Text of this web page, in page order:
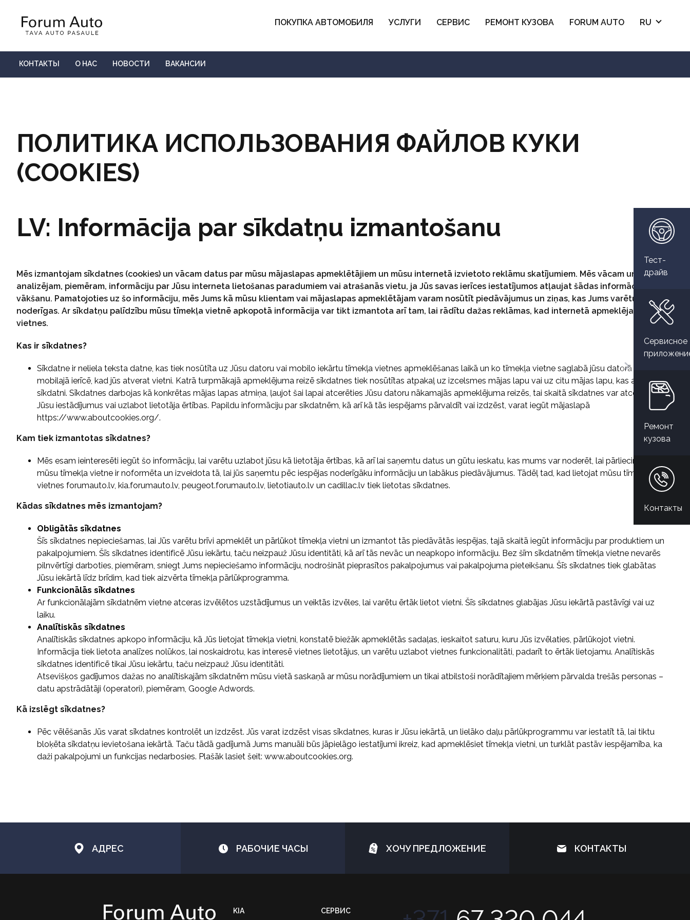
Тест-
драйв
Сервисное
Ремонт
кузова
Контакты
ПОКУПКА АВТОМОБИЛЯ УСЛУГИ СЕРВИС РЕМОНТ КУЗОВА FORUM AUTO RU
КОНТАКТЫ О НАС НОВОСТИ ВАКАНСИИ
ПОЛИТИКА ИСПОЛЬЗОВАНИЯ ФАЙЛОВ КУКИ
(COOKIES)
LV: Informācija par sīkdatņu izmantošanu
Mēs izmantojam sīkdatnes (cookies) un vācam datus par mūsu mājaslapas apmeklētājiem un mūsu internetā izvietoto reklāmu skatījumiem. Mēs vācam un
analizējam, piemēram, informāciju par Jūsu interneta lietošanas paradumiem vai atrašanās vietu, ja Jūs savas ierīces iestatījumos atļaujat šādas informācijas
vākšanu. Pamatojoties uz šo informāciju, mēs Jums kā mūsu klientam vai mājaslapas apmeklētājam varam nosūtīt piedāvājumus un ziņas, kas Jums varētu būt
noderīgas. Ar sīkdatņu palīdzību mūsu tīmekļa vietnē apkopotā informācija var tikt izmantota arī tam, lai rādītu dažas reklāmas, kad internetā apmeklējat citas
vietnes.
Kas ir sīkdatnes?
Sīkdatne ir neliela teksta datne, kas tiek nosūtīta uz Jūsu datoru vai mobilo iekārtu tīmekļa vietnes apmeklēšanas laikā un ko tīmekļa vietne saglabā jūsu datorā vai
mobilajā ierīcē, kad jūs atverat vietni. Katrā turpmākajā apmeklējuma reizē sīkdatnes tiek nosūtītas atpakaļ uz izcelsmes mājas lapu vai uz citu mājas lapu, kas atpazīst šo
sīkdatni. Sīkdatnes darbojas kā konkrētas mājas lapas atmiņa, ļaujot šai lapai atcerēties Jūsu datoru nākamajās apmeklējuma reizēs, tai skaitā sīkdatnes var atcerēties
Jūsu iestādījumus vai uzlabot lietotāja ērtības. Papildu informāciju par sīkdatnēm, kā arī kā tās iespējams pārvaldīt vai izdzēst, varat iegūt mājaslapā
https://www.aboutcookies.org/.
Kam tiek izmantotas sīkdatnes?
Mēs esam ieinteresēti iegūt šo informāciju, lai varētu uzlabot jūsu kā lietotāja ērtības, kā arī lai saņemtu datus un gūtu ieskatu, kas mums var noderēt, lai pārliecinātos, ka
mūsu tīmekļa vietne ir noformēta un izveidota tā, lai jūs saņemtu pēc iespējas noderīgāku informāciju un labākus piedāvājumus. Tādēļ tad, kad lietojat mūsu tīmekļa
vietnes forumauto.lv, kia.forumauto.lv, peugeot.forumauto.lv, lietotiauto.lv un cadillac.lv tiek lietotas sīkdatnes.
Kādas sīkdatnes mēs izmantojam?
Obligātās sīkdatnes
Šīs sīkdatnes nepieciešamas, lai Jūs varētu brīvi apmeklēt un pārlūkot tīmekļa vietni un izmantot tās piedāvātās iespējas, tajā skaitā iegūt informāciju par produktiem un
pakalpojumiem. Šīs sīkdatnes identificē Jūsu iekārtu, taču neizpauž Jūsu identitāti, kā arī tās nevāc un neapkopo informāciju. Bez šīm sīkdatnēm tīmekļa vietne nevarēs
pilnvērtīgi darboties, piemēram, sniegt Jums nepieciešamo informāciju, nodrošināt pieprasītos pakalpojumus vai pakalpojuma pieteikšanu. Šīs sīkdatnes tiek glabātas
Jūsu iekārtā līdz brīdim, kad tiek aizvērta tīmekļa pārlūkprogramma.
Funkcionālās sīkdatnes
Ar funkcionālajām sīkdatnēm vietne atceras izvēlētos uzstādījumus un veiktās izvēles, lai varētu ērtāk lietot vietni. Šīs sīkdatnes glabājas Jūsu iekārtā pastāvīgi vai uz
laiku.
Analītiskās sīkdatnes
Analītiskās sīkdatnes apkopo informāciju, kā Jūs lietojat tīmekļa vietni, konstatē biežāk apmeklētās sadaļas, ieskaitot saturu, kuru Jūs izvēlaties, pārlūkojot vietni.
Informācija tiek lietota analīzes nolūkos, lai noskaidrotu, kas interesē vietnes lietotājus, un varētu uzlabot vietnes funkcionalitāti, padarīt to ērtāk lietojamu. Analītiskās
sīkdatnes identificē tikai Jūsu iekārtu, taču neizpauž Jūsu identitāti.
Atsevišķos gadījumos dažas no analītiskajām sīkdatnēm mūsu vietā saskaņā ar mūsu norādījumiem un tikai atbilstoši norādītajiem mērķiem pārvalda trešās personas –
datu apstrādātāji (operatori), piemēram, Google Adwords.
Kā izslēgt sīkdatnes?
Pēc vēlēšanās Jūs varat sīkdatnes kontrolēt un izdzēst. Jūs varat izdzēst visas sīkdatnes, kuras ir Jūsu iekārtā, un lielāko daļu pārlūkprogrammu var iestatīt tā, lai tiktu
bloķēta sīkdatņu ievietošana iekārtā. Taču tādā gadījumā Jums manuāli būs jāpielāgo iestatījumi ikreiz, kad apmeklēsiet tīmekļa vietni, un turklāt pastāv iespējamība, ka
daži pakalpojumi un funkcijas nedarbosies. Plašāk lasiet šeit: www.aboutcookies.org.
АДРЕС РАБОЧИЕ ЧАСЫ ХОЧУ ПРЕДЛОЖЕНИЕ КОНТАКТЫ
KIA СЕРВИС